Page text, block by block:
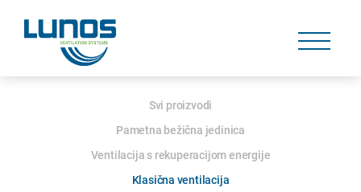
navigation
Skip
Svi proizvodi
Pametna bežična jedinica
Ventilacija s rekuperacijom energije
Klasična ventilacija